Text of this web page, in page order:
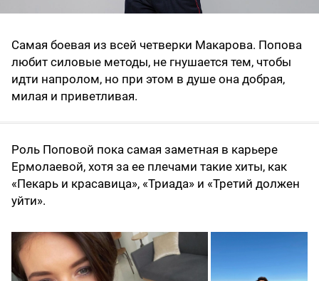
Самая боевая из всей четверки Макарова. Попова
любит силовые методы, не гнушается тем, чтобы
идти напролом, но при этом в душе она добрая,
милая и приветливая.
Роль Поповой пока самая заметная в карьере
Ермолаевой, хотя за ее плечами такие хиты, как
«Пекарь и красавица», «Триада» и «Третий должен
уйти».